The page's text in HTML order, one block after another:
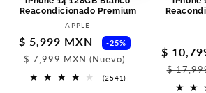
Reacondicionado Premium
Proveedor:
APPLE
Precio
de
oferta
$ 5,999 MXN -25%
habitual
$ 7,999 MXN(Nuevo)
(2541)2541
Precio
de
oferta
$
$